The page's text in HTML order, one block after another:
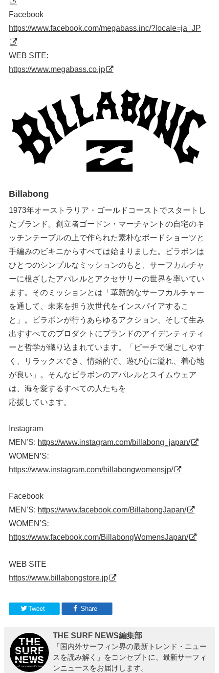
Facebook
https://www.facebook.com/megabass.inc/?locale=ja_JP
WEB SITE:
https://www.megabass.co.jp
Billabong
1973年オーストラリア・ゴールドコーストでスタートし
たブランド。創立者ゴードン・マーチャントの自宅のキ
ッチンテーブルの上で作られた素朴なボードショーツと
手編みのビキニからすべては始まりました。ビラボンは
ひとつのシンプルなミッションのもと、サーフカルチャ
ーに根ざしたアパレルとアクセサリーの世界を率いてい
ます。そのミッションとは「革新的なサーフカルチャー
を通して、未来を担う次世代をインスパイアするこ
と」。ビラボンが行うあらゆるアクション、そして生み
出すすべてのプロダクトにブランドのアイデンティティ
ーと哲学が織り込まれています。「ビーチで過ごしやす
く、リラックスでき、情熱的で、遊び心に溢れ、着心地
が良い」。そんなビラボンのアパレルとスイムウェア
は、海を愛するすべての人たちを
応援しています。
Instagram
MEN’S: https://www.instagram.com/billabong_japan/
WOMEN’S:
https://www.instagram.com/billabongwomensjp/
Facebook
MEN’S: https://www.facebook.com/BillabongJapan/
WOMEN’S:
https://www.facebook.com/BillabongWomensJapan/
WEB SITE
https://www.billabongstore.jp
Tweet Share
THE SURF NEWS編集部
「国内外サーフィン界の最新トレンド・ニュー
スを読み解く」をコンセプトに、最新サーフィ
ンニュースをお届けします。